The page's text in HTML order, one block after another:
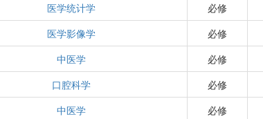
医学统计学 必修
医学影像学 必修
中医学 必修
口腔科学 必修
中医学 必修